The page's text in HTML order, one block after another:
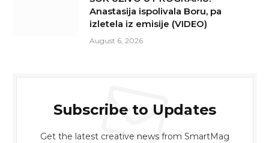
Anastasija ispolivala Boru, pa
izletela iz emisije (VIDEO)
August 6, 2026
Subscribe to Updates
Get the latest creative news from SmartMag